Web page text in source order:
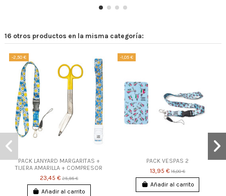
16 otros productos en la misma categoría:
-2,50 €
PACK LANYARD MARGARITAS +
TIJERA AMARILLA + COMPRESOR
23,45 €25,95 €
Añadir al carrito
-1,05 €
PACK VESPAS 2
13,95 €15,00 €
Añadir al carrito